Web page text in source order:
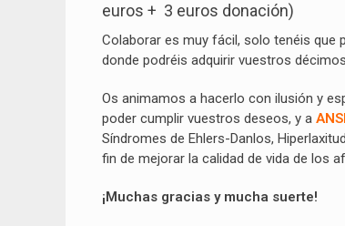
euros + 3 euros donación)
Colaborar es muy fácil, solo tenéis que
donde podréis adquirir vuestros
Os animamos a hacerlo con ilusión y
poder cumplir vuestros deseos, y a
Síndromes de Ehlers-Danlos,
fin de mejorar la calidad de vida de los
¡Muchas gracias y mucha suerte!